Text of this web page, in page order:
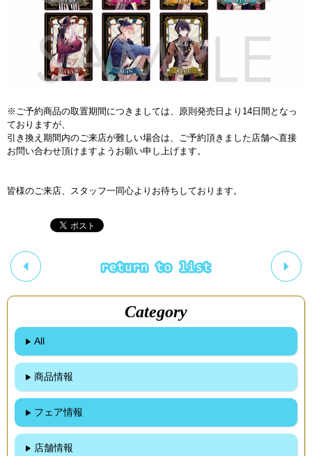
※ご予約商品の取置期間につきましては、原則発売日より14日間となっ
ておりますが、
引き換え期間内のご来店が難しい場合は、ご予約頂きました店舗へ直接
お問い合わせ頂けますようお願い申し上げます。
皆様のご来店、スタッフ一同心よりお待ちしております。
Category
All
商品情報
フェア情報
店舗情報